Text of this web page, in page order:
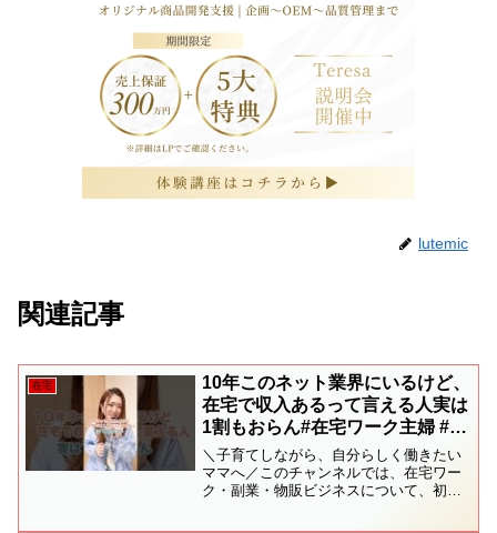
lutemic
関連記事
在宅
10年このネット業界にいるけど、
在宅で収入あるって言える人実は
1割もおらん#在宅ワーク主婦 #在
宅ワーク #副業
＼子育てしながら、自分らしく働きたい
ママへ／このチャンネルでは、在宅ワー
ク・副業・物販ビジネスについて、初心